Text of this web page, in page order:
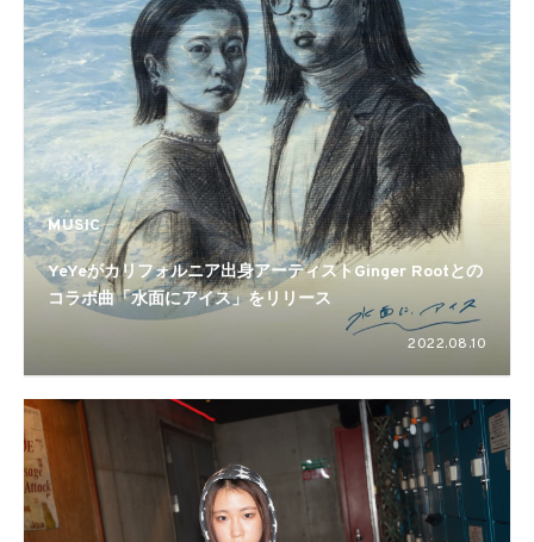
MUSIC
YeYeがカリフォルニア出身アーティストGinger Rootとの
コラボ曲「水面にアイス」をリリース
2022.08.10